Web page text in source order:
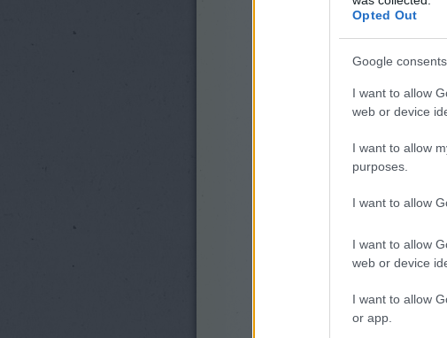
Opted Out
Google consents
I want to allow
web or device
I want to allow
purposes.
I want to allow
I want to allow
web or device
I want to allow
or app.